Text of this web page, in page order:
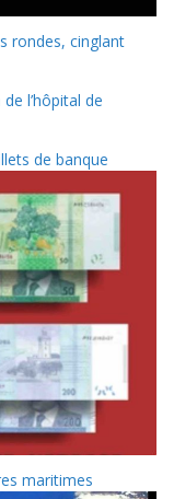
rondes, cinglant
l’hôpital de
de banque
maritimes